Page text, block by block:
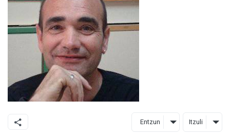
Entzun Itzuli